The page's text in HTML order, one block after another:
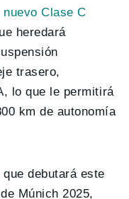
nuevo Clase C
heredará
trasero,
lo que le permitirá
km de autonomía
que debutará este
Múnich 2025,